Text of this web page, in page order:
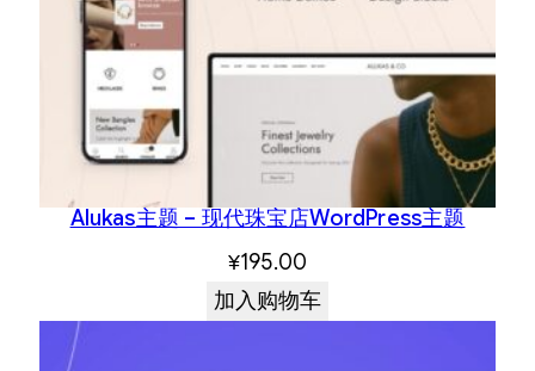
Alukas主题 – 现代珠宝店WordPress主题
¥195.00
加入购物车